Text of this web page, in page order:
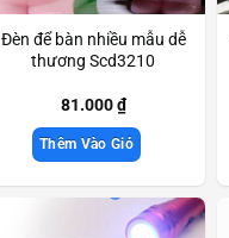
Đèn để bàn nhiều mẫu dễ
thương Scd3210
81.000₫
Thêm Vào Giỏ